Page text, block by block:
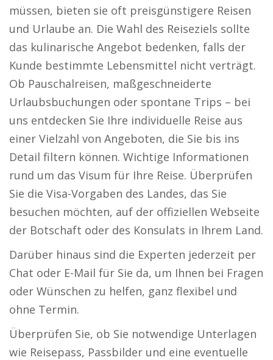
müssen, bieten sie oft preisgünstigere Reisen
und Urlaube an. Die Wahl des Reiseziels sollte
das kulinarische Angebot bedenken, falls der
Kunde bestimmte Lebensmittel nicht verträgt.
Ob Pauschalreisen, maßgeschneiderte
Urlaubsbuchungen oder spontane Trips – bei
uns entdecken Sie Ihre individuelle Reise aus
einer Vielzahl von Angeboten, die Sie bis ins
Detail filtern können. Wichtige Informationen
rund um das Visum für Ihre Reise. Überprüfen
Sie die Visa-Vorgaben des Landes, das Sie
besuchen möchten, auf der offiziellen Webseite
der Botschaft oder des Konsulats in Ihrem Land.
Darüber hinaus sind die Experten jederzeit per
Chat oder E-Mail für Sie da, um Ihnen bei Fragen
oder Wünschen zu helfen, ganz flexibel und
ohne Termin.
Überprüfen Sie, ob Sie notwendige Unterlagen
wie Reisepass, Passbilder und eine eventuelle